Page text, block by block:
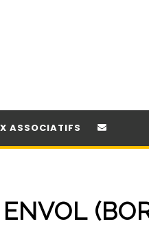
ASSOCIATIFS